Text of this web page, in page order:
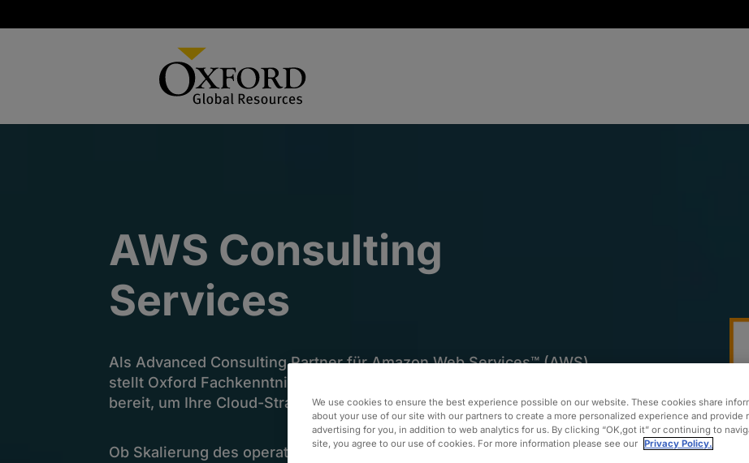
AWS Consulting
Services
Als Advanced Consulting Partner für Amazon Web Services™ (AWS)
stellt Oxford Fachkenntnisse, kompetente Beratung und Ressourcen
bereit, um Ihre Cloud-Strategie aktiv zu unterstützen.
Ob Skalierung des operativen Betriebs, Aufrüstung bestehender
We use cookies to ensure the best experience possible on our website. These cookies share
about your use of our site with our partners to create a more personalized experience and provide
advertising for you, in addition to web analytics for us. By clicking “OK,got it” or continuing to
site, you agree to our use of cookies. For more information please see our Privacy Policy.